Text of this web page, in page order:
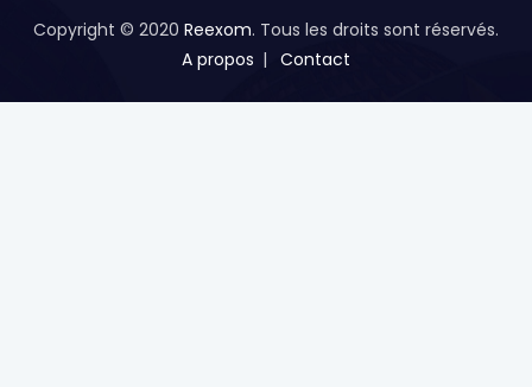
Copyright © 2020 Reexom. Tous les droits sont réservés.
A propos
Contact